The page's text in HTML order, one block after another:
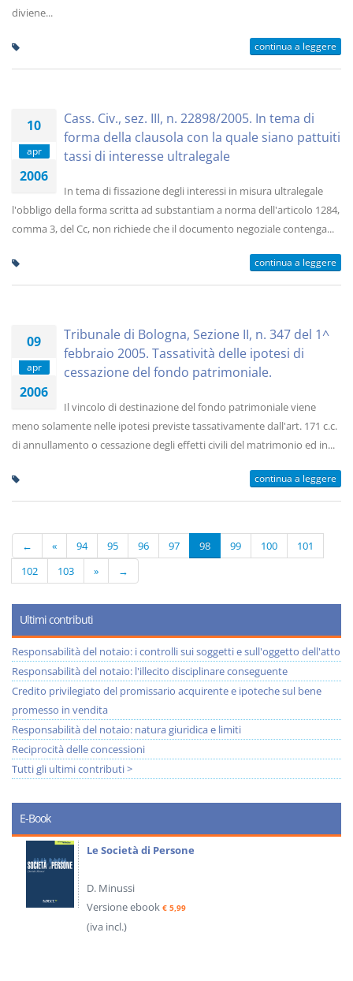
diviene...
continua a leggere
10
apr
2006
Cass. Civ., sez. III, n. 22898/2005. In tema di
forma della clausola con la quale siano pattuiti
tassi di interesse ultralegale
In tema di fissazione degli interessi in misura ultralegale
l'obbligo della forma scritta ad substantiam a norma dell'articolo 1284,
comma 3, del Cc, non richiede che il documento negoziale contenga...
continua a leggere
09
apr
2006
Tribunale di Bologna, Sezione II, n. 347 del 1^
febbraio 2005. Tassatività delle ipotesi di
cessazione del fondo patrimoniale.
Il vincolo di destinazione del fondo patrimoniale viene
meno solamente nelle ipotesi previste tassativamente dall'art. 171 c.c.
di annullamento o cessazione degli effetti civili del matrimonio ed in...
continua a leggere
← « 94 95 96 97 98 99 100
101
102
103 » →
Ultimi contributi
Responsabilità del notaio: i controlli sui soggetti e sull'oggetto dell'atto
Responsabilità del notaio: l'illecito disciplinare conseguente
Credito privilegiato del promissario acquirente e ipoteche sul bene
promesso in vendita
Responsabilità del notaio: natura giuridica e limiti
Reciprocità delle concessioni
Tutti gli ultimi contributi >
E-Book
Le Società di Persone
D. Minussi
Versione ebook € 5,99
(iva incl.)